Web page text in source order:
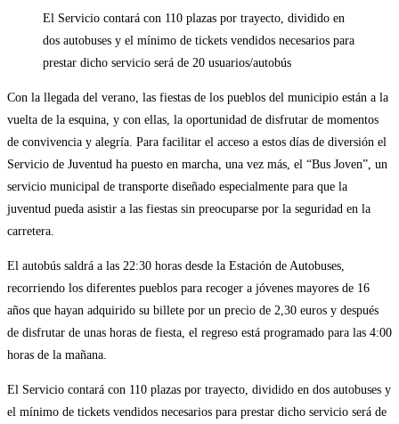
entrada:
la
entrada:
El Servicio contará con 110 plazas por trayecto, dividido en
dos autobuses y el mínimo de tickets vendidos necesarios para
prestar dicho servicio será de 20 usuarios/autobús
Con la llegada del verano, las fiestas de los pueblos del municipio están a la
vuelta de la esquina, y con ellas, la oportunidad de disfrutar de momentos
de convivencia y alegría. Para facilitar el acceso a estos días de diversión el
Servicio de Juventud ha puesto en marcha, una vez más, el “Bus Joven”, un
servicio municipal de transporte diseñado especialmente para que la
juventud pueda asistir a las fiestas sin preocuparse por la seguridad en la
carretera.
El autobús saldrá a las 22:30 horas desde la Estación de Autobuses,
recorriendo los diferentes pueblos para recoger a jóvenes mayores de 16
años que hayan adquirido su billete por un precio de 2,30 euros y después
de disfrutar de unas horas de fiesta, el regreso está programado para las 4:00
horas de la mañana.
El Servicio contará con 110 plazas por trayecto, dividido en dos autobuses y
el mínimo de tickets vendidos necesarios para prestar dicho servicio será de